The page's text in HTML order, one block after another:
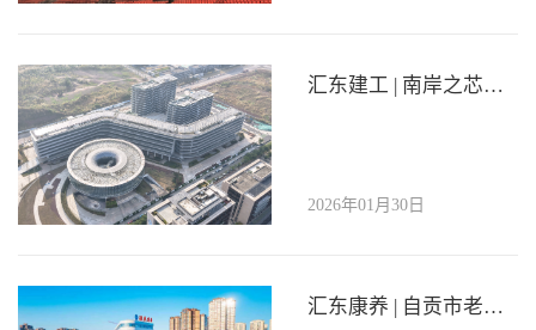
汇东建工 | 南岸之芯一期项目顺利通过竣工验收
2026年01月30日
汇东康养 | 自贡市老年大学瑞祥分校盛大开校！国企匠心打造，开启银龄生活新境界